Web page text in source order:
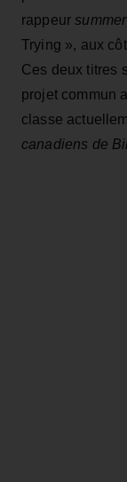
rappeur
Trying », aux
Ces deux titres
projet commun
classe
canadiens de